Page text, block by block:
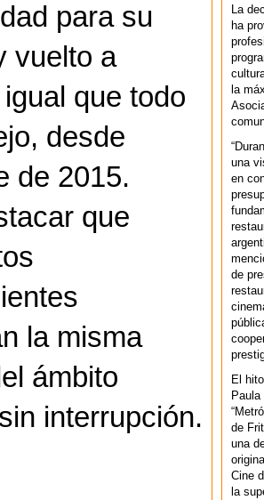
para su
vuelto a
que todo
desde
de 2015.
que
la misma
ámbito
interrupción.
La
ha
la
una
en
de
El
de
una
Cine
la